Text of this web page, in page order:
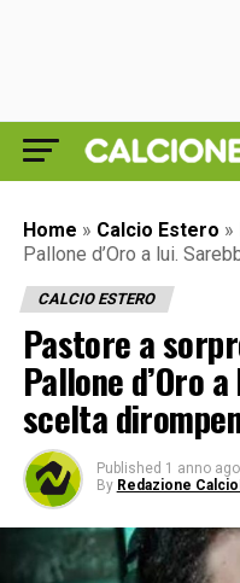
Home » Calcio Estero »
Pallone d’Oro a lui.
CALCIO ESTERO
Pastore a
Pallone d’Oro
scelta
Published 1 anno ago
By Redazione